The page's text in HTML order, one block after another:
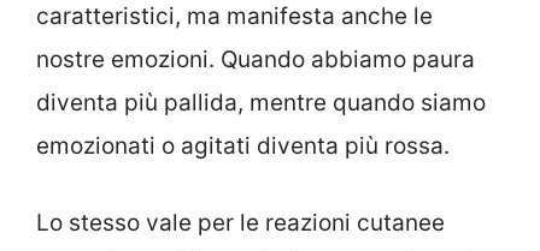
caratteristici, ma manifesta anche le
nostre emozioni. Quando abbiamo paura
diventa più pallida, mentre quando siamo
emozionati o agitati diventa più rossa.
Lo stesso vale per le reazioni cutanee